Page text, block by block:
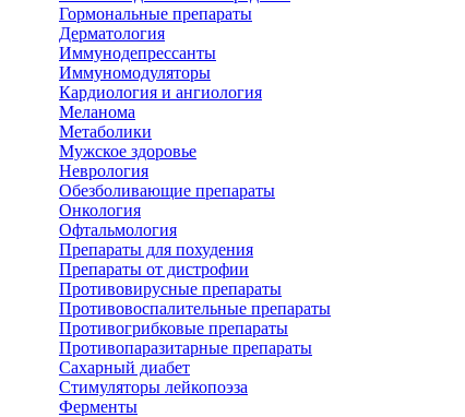
Гормональные препараты
Дерматология
Иммунодепрессанты
Иммуномодуляторы
Кардиология и ангиология
Меланома
Метаболики
Мужское здоровье
Неврология
Обезболивающие препараты
Онкология
Офтальмология
Препараты для похудения
Препараты от дистрофии
Противовирусные препараты
Противовоспалительные препараты
Противогрибковые препараты
Противопаразитарные препараты
Сахарный диабет
Стимуляторы лейкопоэза
Ферменты